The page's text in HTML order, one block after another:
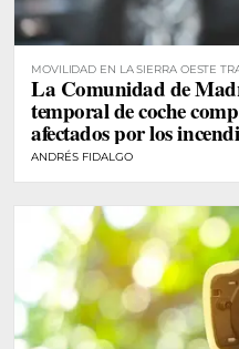
MOVILIDAD EN LA SIERRA OESTE
La Comunidad de
temporal de coche
afectados por los
ANDRÉS FIDALGO